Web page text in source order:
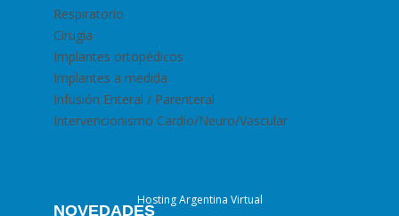
Respiratorio
Cirugia
Implantes ortopédicos
Implantes a medida
Infusión Enteral / Parenteral
Intervencionismo Cardio/Neuro/Vascular
NOVEDADES
Hosting Argentina Virtual